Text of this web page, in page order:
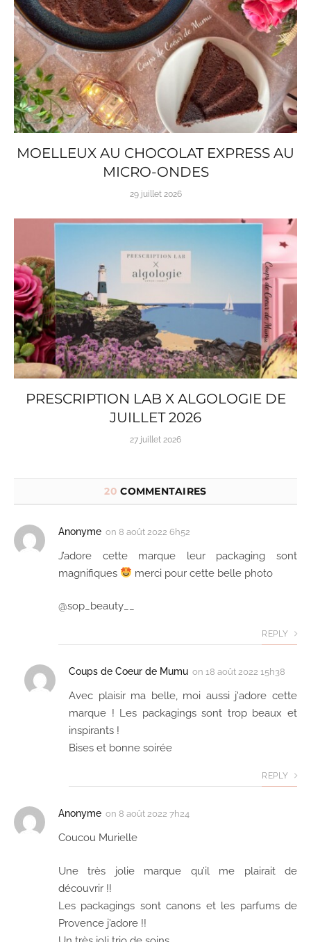
MOELLEUX AU CHOCOLAT EXPRESS AU
MICRO-ONDES
29 juillet 2026
PRESCRIPTION LAB X ALGOLOGIE DE
JUILLET 2026
27 juillet 2026
20 COMMENTAIRES
Anonyme on 8 août 2022 6h52
J’adore cette marque leur packaging sont
magnifiques
merci pour cette belle photo
@sop_beauty__
REPLY
Coups de Coeur de Mumu on 18 août 2022 15h38
Avec plaisir ma belle, moi aussi j'adore cette
marque ! Les packagings sont trop beaux et
inspirants !
Bises et bonne soirée
REPLY
Anonyme on 8 août 2022 7h24
Coucou Murielle
Une très jolie marque qu’il me plairait de
découvrir !!
Les packagings sont canons et les parfums de
Provence j’adore !!